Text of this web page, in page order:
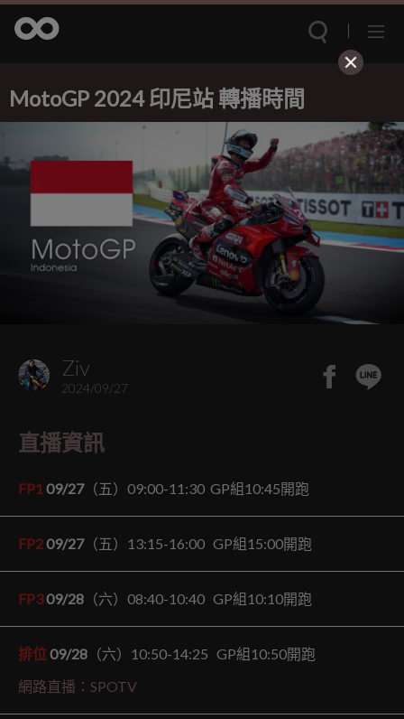
MotoGP 2024 印尼站 轉播時間
Ziv
2024/09/27
直播資訊
FP109/27（五）09:00-11:30 GP組10:45開跑
FP209/27（五）13:15-16:00 GP組15:00開跑
FP309/28 （六）08:40-10:40 GP組10:10開跑
排位 09/28 （六）10:50-14:25 GP組10:50開跑
網路直播：SPOTV